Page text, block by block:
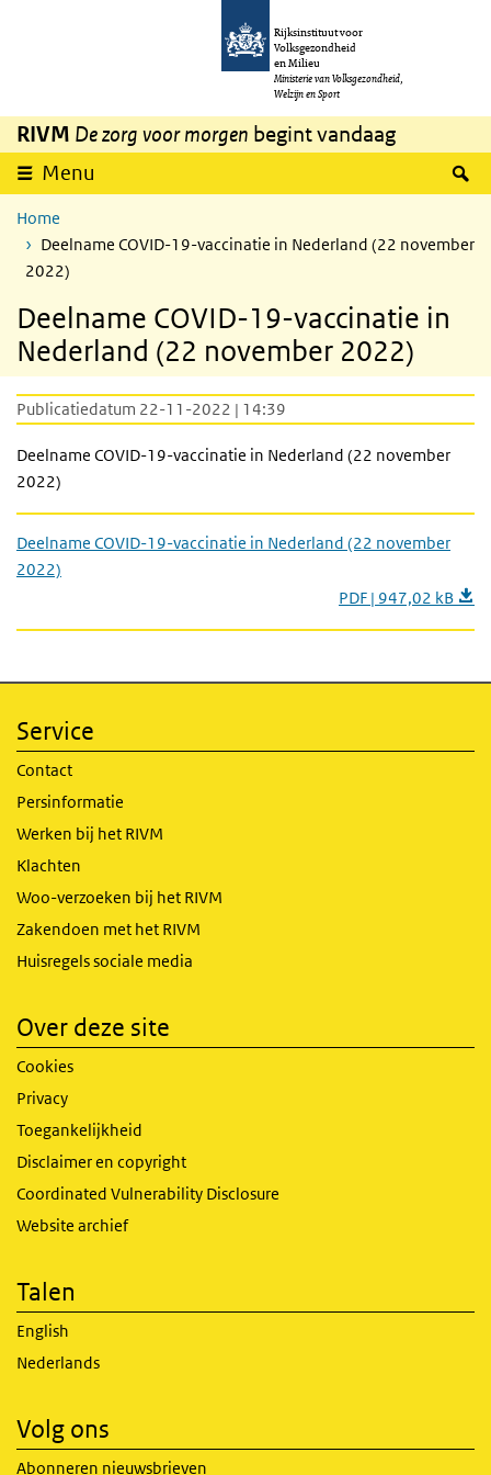
Overslaan en naar de inhoud gaan
Rijksinstituut voor
Volksgezondheid
en Milieu
Ministerie van Volksgezondheid,
Welzijn en Sport
RIVM De zorg voor morgen begint vandaag
Menu
Home
Deelname COVID-19-vaccinatie in Nederland (22 november
2022)
Deelname COVID-19-vaccinatie in
Nederland (22 november 2022)
Publicatiedatum 22-11-2022 | 14:39
Deelname COVID-19-vaccinatie in Nederland (22 november
2022)
Deelname COVID-19-vaccinatie in Nederland (22 november
2022)
PDF | 947,02 kB
Service
Contact
Persinformatie
Werken bij het RIVM
Klachten
Woo-verzoeken bij het RIVM
Zakendoen met het RIVM
Huisregels sociale media
Over deze site
Cookies
Privacy
Toegankelijkheid
Disclaimer en copyright
Coordinated Vulnerability Disclosure
Website archief
Talen
English
Nederlands
Volg ons
Abonneren nieuwsbrieven